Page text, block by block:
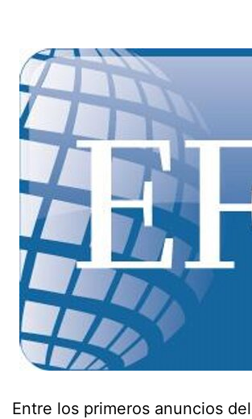
Entre los primeros anuncios